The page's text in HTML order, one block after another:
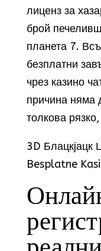
лиценз за
брой
планета 7.
безплатни
чрез казино
причина няма
толкова
3D Блацкјацк
Besplatne